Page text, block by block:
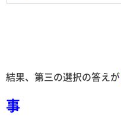
結果、第三の選択の答えが
事